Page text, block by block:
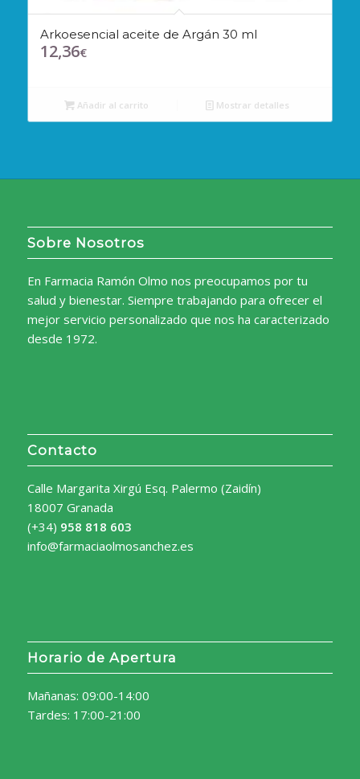
Arkoesencial aceite de Argán 30 ml
12,36€
Añadir al carrito Mostrar detalles
Sobre Nosotros
En Farmacia Ramón Olmo nos preocupamos por tu
salud y bienestar. Siempre trabajando para ofrecer el
mejor servicio personalizado que nos ha caracterizado
desde 1972.
Contacto
Calle Margarita Xirgú Esq. Palermo (Zaidín)
18007 Granada
(+34) 958 818 603
info@farmaciaolmosanchez.es
Horario de Apertura
Mañanas: 09:00-14:00
Tardes: 17:00-21:00